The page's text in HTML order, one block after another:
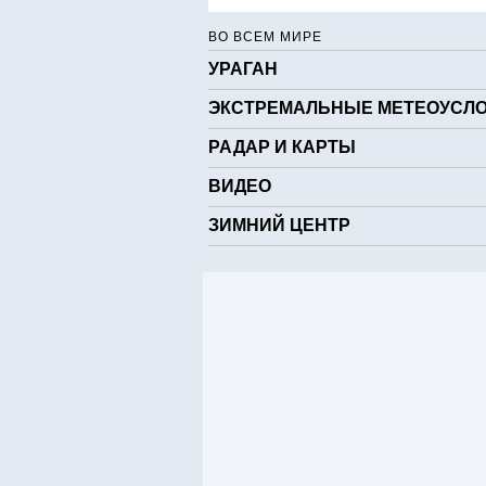
ВО ВСЕМ МИРЕ
УРАГАН
ЭКСТРЕМАЛЬНЫЕ
РАДАР И КАРТЫ
ВИДЕО
ЗИМНИЙ ЦЕНТР